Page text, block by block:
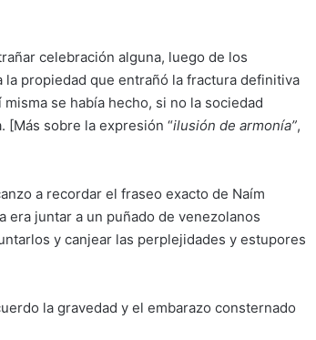
celebración alguna, luego de los
propiedad que entrañó la fractura definitiva
se había hecho, si no la sociedad
[Más sobre la expresión “ilusión de armonía”,
a recordar el fraseo exacto de Naím
juntar a un puñado de venezolanos
y canjear las perplejidades y estupores
la gravedad y el embarazo consternado